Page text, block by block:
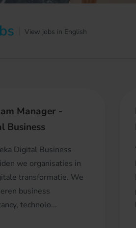
View jobs in English
Manager -
Business
Digital Business
we organisaties in
transformatie. We
business
technolo...